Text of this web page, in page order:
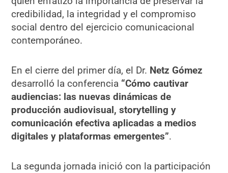
credibilidad, la integridad y el compromiso
social dentro del ejercicio comunicacional
contemporáneo.
En el cierre del primer día, el Dr. Netz Gómez
desarrolló la conferencia “Cómo cautivar
audiencias: las nuevas dinámicas de
producción audiovisual, storytelling y
comunicación efectiva aplicadas a medios
digitales y plataformas emergentes”.
La segunda jornada inició con la participación